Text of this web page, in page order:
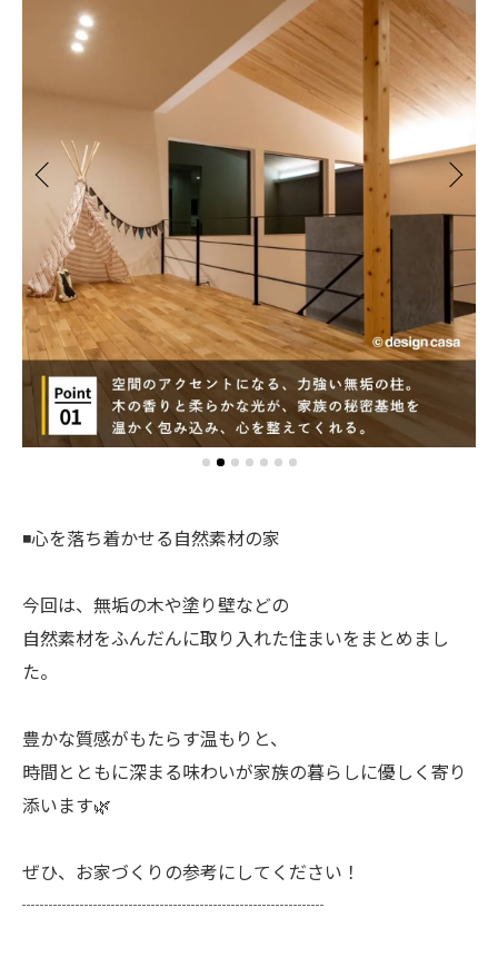
◾️心を落ち着かせる自然素材の家
今回は、無垢の木や塗り壁などの
自然素材をふんだんに取り入れた住まいをまとめまし
た。
豊かな質感がもたらす温もりと、
時間とともに深まる味わいが家族の暮らしに優しく寄り
添います🌿
ぜひ、お家づくりの参考にしてください！
┈┈┈┈┈┈┈┈┈┈┈┈┈┈┈┈┈